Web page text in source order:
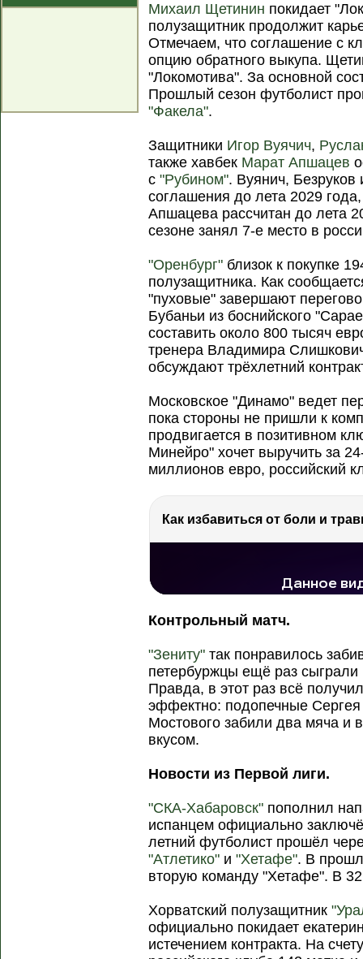
Михаил Щетинин покидает
полузащитник продолжит
Отмечаем, что соглашение с
опцию обратного выкупа.
"Локомотива". За основной
Прошлый сезон футболист
"Факела".
Защитники Игор Вуячич,
также хавбек Марат Апшацев
с"Рубином". Вуянич,
соглашения до лета 2029
Апшацева рассчитан до лета
сезоне занял 7-е место в
"Оренбург" близок к покупке
полузащитника. Как
"пуховые" завершают
Бубаньи из боснийского
составить около 800 тысяч
тренера Владимира
обсуждают трёхлетний
Московское "Динамо" ведет
пока стороны не пришли к
продвигается в позитивном
Минейро" хочет выручить за
миллионов евро, российский
Как избавиться от боли и
Контрольный матч.
"Зениту" так понравилось
петербуржцы ещё раз
Правда, в этот раз всё
эффектно: подопечные
Мостового забили два мяча и
вкусом.
Новости из Первой лиги.
"СКА-Хабаровск" пополнил
испанцем официально
летний футболист прошёл
"Атлетико" и"Хетафе". В
вторую команду "Хетафе". В
Хорватский полузащитник
официально покидает
истечением контракта. На